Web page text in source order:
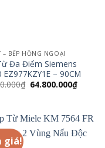
– BẾP HỒNG NGOẠI
Đa Điểm Siemens
EZ977KZY1E – 90CM
₫ Giá
gốc
64.800.000₫Giá
hiện
giá!